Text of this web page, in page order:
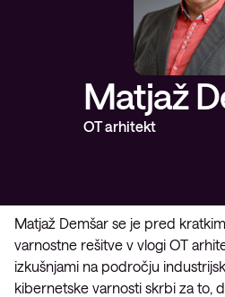
Matjaž
OT arhitekt
Matjaž Demšar se je pred
varnostne rešitve v vlogi OT
izkušnjami na področju
kibernetske varnosti skrbi za to,